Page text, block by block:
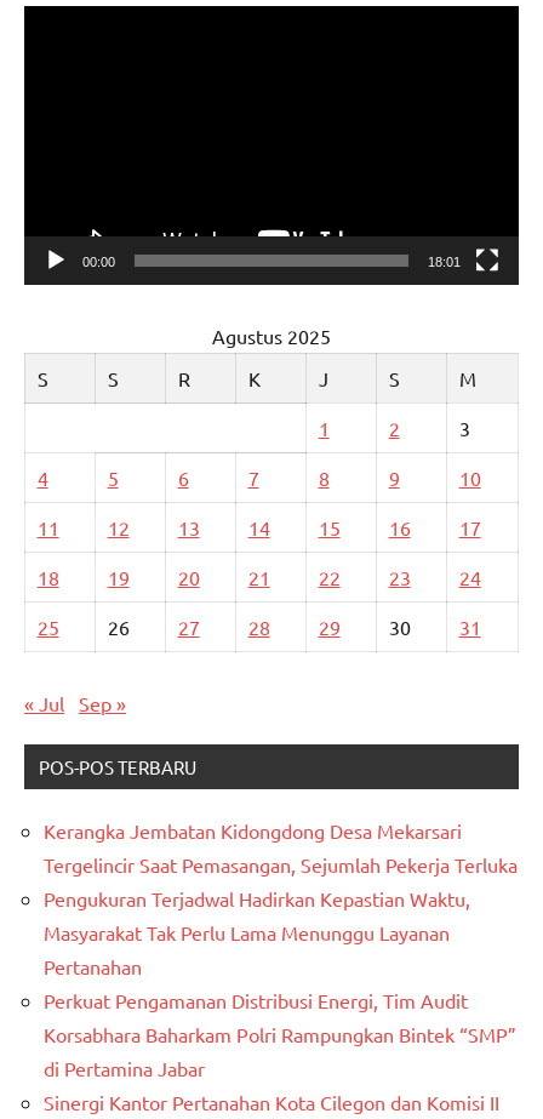
00:00 18:01
Agustus 2025
S
S R K J S M
1 2 3
4 5 6 7 8 9 10
11 12 13 14 15 16 17
18 19 20 21 22 23 24
25 26 27 28 29 30 31
« Jul Sep »
POS-POS TERBARU
Kerangka Jembatan Kidongdong Desa Mekarsari
Tergelincir Saat Pemasangan, Sejumlah Pekerja Terluka
Pengukuran Terjadwal Hadirkan Kepastian Waktu,
Masyarakat Tak Perlu Lama Menunggu Layanan
Pertanahan
Perkuat Pengamanan Distribusi Energi, Tim Audit
Korsabhara Baharkam Polri Rampungkan Bintek “SMP”
di Pertamina Jabar
Sinergi Kantor Pertanahan Kota Cilegon dan Komisi II